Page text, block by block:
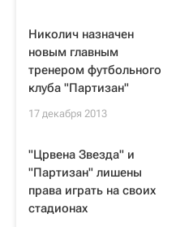
Николич назначен
новым главным
тренером футбольного
клуба "Партизан"
17 декабря 2013
"Црвена Звезда" и
"Партизан" лишены
права играть на своих
стадионах